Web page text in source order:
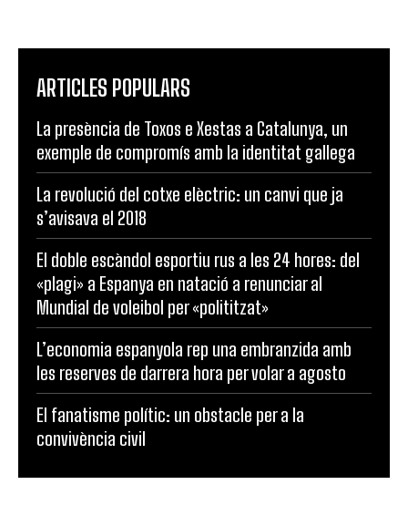
ARTICLES POPULARS
La presència de Toxos e Xestas a Catalunya, un
exemple de compromís amb la identitat gallega
La revolució del cotxe elèctric: un canvi que ja
s’avisava el 2018
El doble escàndol esportiu rus a les 24 hores: del
«plagi» a Espanya en natació a renunciar al
Mundial de voleibol per «polititzat»
L’economia espanyola rep una embranzida amb
les reserves de darrera hora per volar a agosto
El fanatisme polític: un obstacle per a la
convivència civil